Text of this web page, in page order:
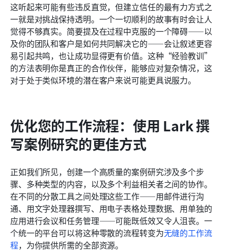
这听起来可能有些违反直觉，但建立信任的最有力方式之
一就是对挑战保持透明。一个一切顺利的故事有时会让人
觉得不够真实。简要提及在过程中克服的一个障碍——以
及你的团队和客户是如何共同解决它的——会让叙述更容
易引起共鸣，也让成功显得更有价值。这种“经验教训”
的方法表明你是真正的合作伙伴，能够应对复杂情况，这
对于处于类似环境的潜在客户来说可能更具说服力。
优化您的工作流程：使用 Lark 撰
写案例研究的更佳方式
正如我们所见，创建一个高质量的案例研究涉及多个步
骤、多种类型的内容，以及多个利益相关者之间的协作。
在不同的分散工具之间处理这些工作——用邮件进行沟
通、用文字处理器撰写、用电子表格处理数据、用单独的
应用进行会议和任务管理——可能既低效又令人沮丧。一
个统一的平台可以将这种零散的流程转变为无缝的工作流
程，为你提供所需的全部资源。